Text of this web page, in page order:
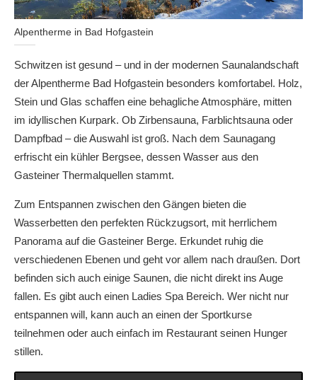
Alpentherme in Bad Hofgastein
Schwitzen ist gesund – und in der modernen Saunalandschaft
der Alpentherme Bad Hofgastein besonders komfortabel. Holz,
Stein und Glas schaffen eine behagliche Atmosphäre, mitten
im idyllischen Kurpark. Ob Zirbensauna, Farblichtsauna oder
Dampfbad – die Auswahl ist groß. Nach dem Saunagang
erfrischt ein kühler Bergsee, dessen Wasser aus den
Gasteiner Thermalquellen stammt.
Zum Entspannen zwischen den Gängen bieten die
Wasserbetten den perfekten Rückzugsort, mit herrlichem
Panorama auf die Gasteiner Berge. Erkundet ruhig die
verschiedenen Ebenen und geht vor allem nach draußen. Dort
befinden sich auch einige Saunen, die nicht direkt ins Auge
fallen. Es gibt auch einen Ladies Spa Bereich. Wer nicht nur
entspannen will, kann auch an einen der Sportkurse
teilnehmen oder auch einfach im Restaurant seinen Hunger
stillen.